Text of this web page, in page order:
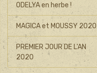
ODELYA en herbe !
MAGICA et MOUSSY 2020
PREMIER JOUR DE L'AN
2020